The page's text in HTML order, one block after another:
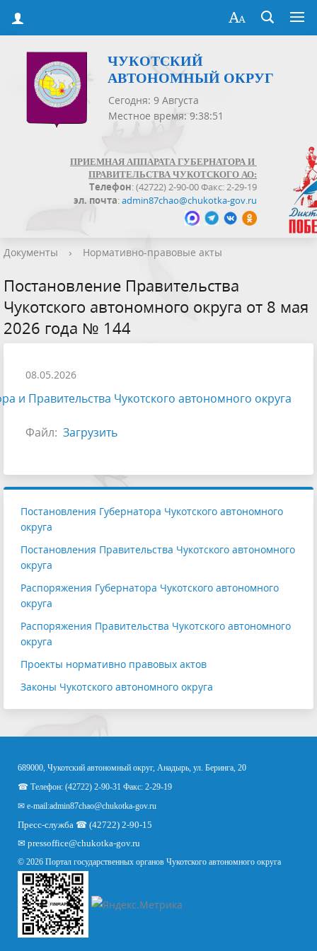
ЧУКОТСКИЙ
АВТОНОМНЫЙ ОКРУГ
Сегодня: 9 Августа
Местное время: 9:38:51
ПРИЕМНАЯ АППАРАТА ГУБЕРНАТОРА И
ПРАВИТЕЛЬСТВА ЧУКОТСКОГО АО:
Телефон: (42722) 2-90-00 Факс: 2-29-19
эл. почта:admin87chao@chukotka-gov.ru
Документы › Нормативно-правовые акты
Постановление Правительства
Чукотского автономного округа от 8 мая
2026 года № 144
08.05.2026
и Правительства Чукотского автономного округа
Файл: Загрузить
Постановления Губернатора Чукотского автономного
округа
Постановления Правительства Чукотского автономного
округа
Распоряжения Губернатора Чукотского автономного
округа
Распоряжения Правительства Чукотского автономного
округа
Проекты нормативно правовых актов
Законы Чукотского автономного округа
689000, Чукотский автономный округ, Анадырь, ул. Беринга, 20
☎ Телефон: (42722) 2-90-31 Факс: 2-29-19
✉ e-mail:admin87chao@chukotka-gov.ru
Пресс-служба ☎ (42722) 2-90-15
✉ pressoffice@chukotka-gov.ru
© 2026 Портал государственных органов Чукотского автономного округа